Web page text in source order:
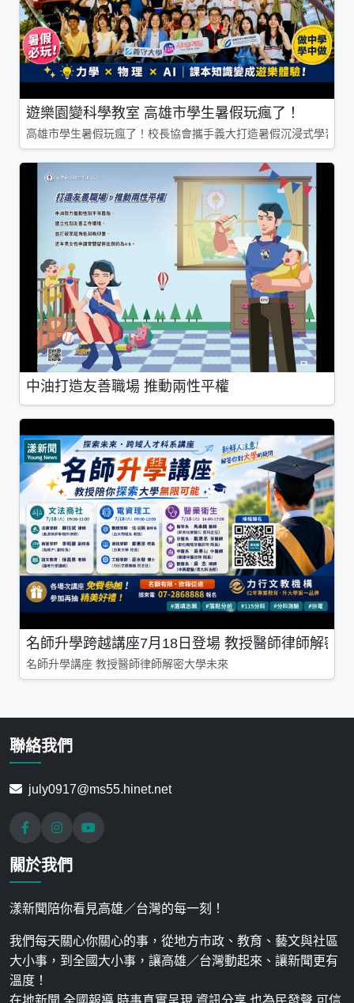
遊樂園變科學教室 高雄市學生暑假玩瘋了！
高雄市學生暑假玩瘋了！校長協會攜手義大打造暑假沉浸式學習基
中油打造友善職場 推動兩性平權
名師升學跨越講座7月18日登場 教授醫師律師解密
名師升學講座 教授醫師律師解密大學未來
聯絡我們
july0917@ms55.hinet.net
關於我們
漾新聞陪你看見高雄／台灣的每一刻！
我們每天關心你關心的事，從地方市政、教育、藝文與社區
大小事，到全國大小事，讓高雄／台灣動起來、讓新聞更有
溫度！
在地新聞 全國報導 時事真實呈現 資訊分享 也為民發聲 可信